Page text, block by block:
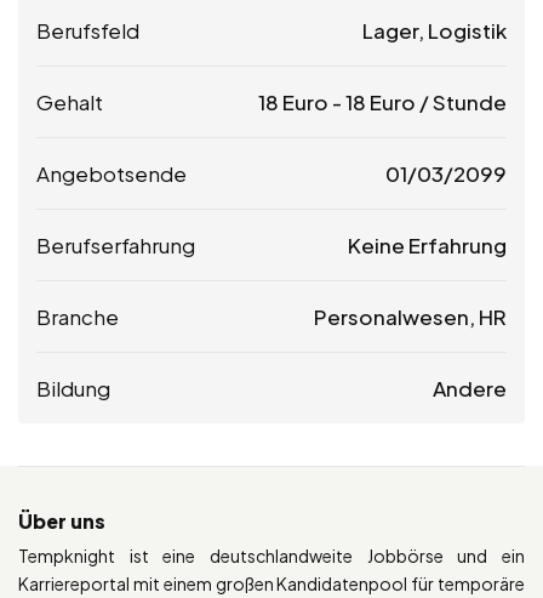
Berufsfeld Lager, Logistik
Gehalt 18 Euro -18 Euro / Stunde
Angebotsende 01/03/2099
Berufserfahrung Keine Erfahrung
Branche Personalwesen, HR
Bildung Andere
Über uns
Tempknight ist eine deutschlandweite Jobbörse und ein
Karriereportal mit einem großen Kandidatenpool für temporäre